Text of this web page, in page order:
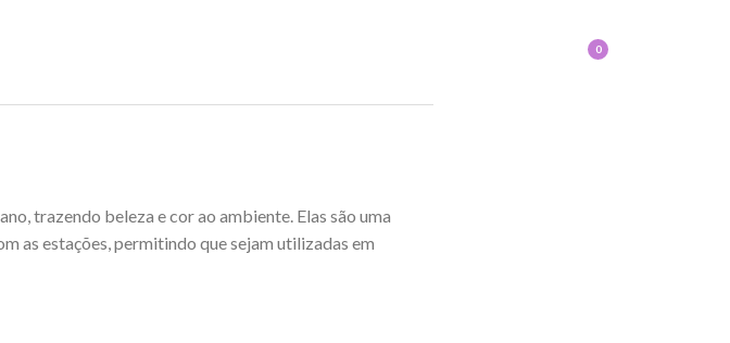
0
trazendo beleza e cor ao ambiente. Elas são uma
as estações, permitindo que sejam utilizadas em